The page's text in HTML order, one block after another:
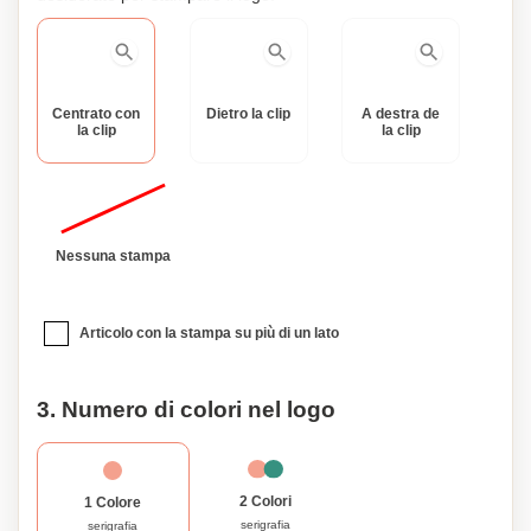
Centrato con
la clip
Dietro la clip
A destra de
la clip
Nessuna stampa
Articolo con la stampa su più di un lato
3. Numero di colori nel logo
1 Colore
serigrafia
2 Colori
serigrafia